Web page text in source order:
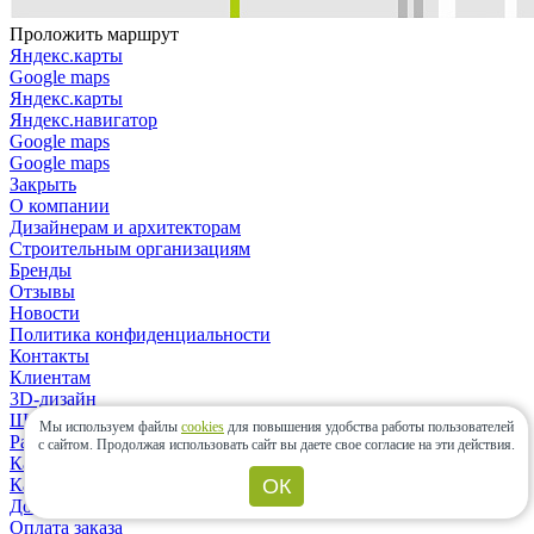
Проложить маршрут
Яндекс.карты
Google maps
Яндекс.карты
Яндекс.навигатор
Google maps
Google maps
Закрыть
О компании
Дизайнерам и архитекторам
Строительным организациям
Бренды
Отзывы
Новости
Политика конфиденциальности
Контакты
Клиентам
3D-дизайн
Шоу-рум
Расчет материалов
Как сделать заказ?
Как выбрать плитку?
Доставка заказа
Оплата заказа
Мы используем файлы cookies для повышения удобства работы пользователей
с сайтом. Продолжая использовать сайт вы даете свое согласие на эти действия.
ОК